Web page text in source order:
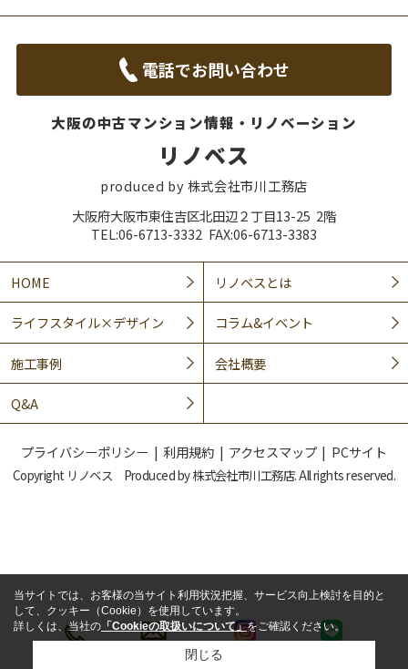
電話でお問い合わせ
大阪の中古マンション情報・リノベーション
リノベス
produced by 株式会社市川工務店
大阪府大阪市東住吉区北田辺２丁目13-25 2階
TEL:06-6713-3332 FAX:06-6713-3383
HOME リノベスとは
ライフスタイル×デザイン コラム&イベント
施工事例 会社概要
Q&A
プライバシーポリシー 利用規約 アクセスマップ PCサイト
Copyright リノベス Produced by 株式会社市川工務店. All rights reserved.
インスタ
当サイトでは、お客様の当サイト利用状況把握、サービス向上検討を目的と
して、クッキー（Cookie）を使用しています。
詳しくは、当社の 「Cookieの取扱いについて」をご確認ください。
閉じる